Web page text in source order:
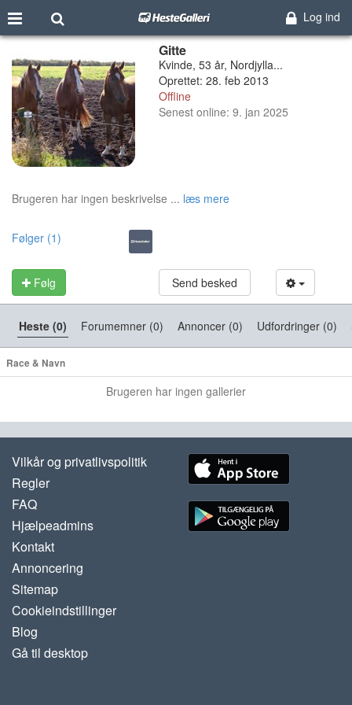
Log ind
Gitte
Kvinde, 53 år, Nordjylla...
Oprettet: 28. feb 2013
Offline
Senest online: 9. jan 2025
Brugeren har ingen beskrivelse ... læs mere
Følger (1)
Følg Send besked
Heste (0) Forumemner (0) Annoncer (0) Udfordringer (0)
Race & Navn
Brugeren har ingen gallerier
Vilkår og privatlivspolitik
Regler
FAQ
Hjælpeadmins
Kontakt
Annoncering
Sitemap
Cookieindstillinger
Blog
Gå til desktop